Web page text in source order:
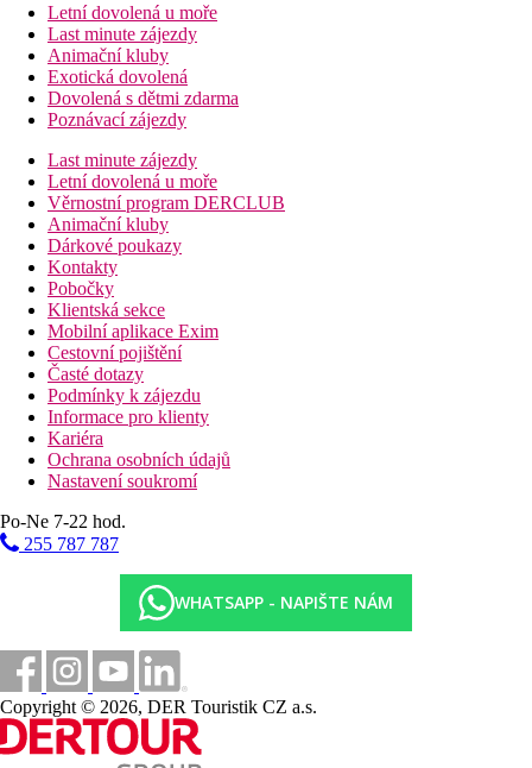
Letní dovolená u moře
Last minute zájezdy
Animační kluby
Exotická dovolená
Dovolená s dětmi zdarma
Poznávací zájezdy
Last minute zájezdy
Letní dovolená u moře
Věrnostní program DERCLUB
Animační kluby
Dárkové poukazy
Kontakty
Pobočky
Klientská sekce
Mobilní aplikace Exim
Cestovní pojištění
Časté dotazy
Podmínky k zájezdu
Informace pro klienty
Kariéra
Ochrana osobních údajů
Nastavení soukromí
Po-Ne 7-22 hod.
255 787 787
WHATSAPP - NAPIŠTE NÁM
Copyright © 2026, DER Touristik CZ a.s.